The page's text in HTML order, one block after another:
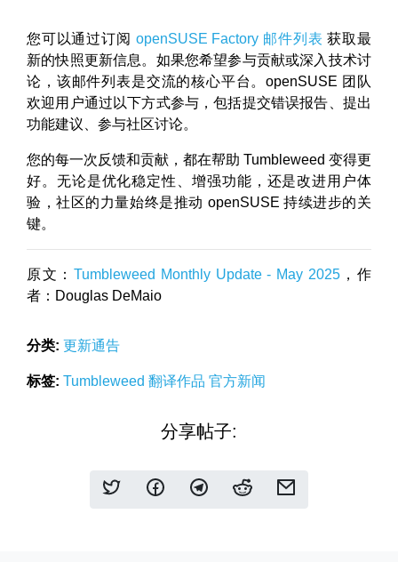
您可以通过订阅 openSUSE Factory 邮件列表 获取最
新的快照更新信息。如果您希望参与贡献或深入技术讨
论，该邮件列表是交流的核心平台。openSUSE 团队
欢迎用户通过以下方式参与，包括提交错误报告、提出
功能建议、参与社区讨论。
您的每一次反馈和贡献，都在帮助 Tumbleweed 变得更
好。无论是优化稳定性、增强功能，还是改进用户体
验，社区的力量始终是推动 openSUSE 持续进步的关
键。
原文：Tumbleweed Monthly Update - May 2025，作
者：Douglas DeMaio
分类: 更新通告
标签: Tumbleweed 翻译作品 官方新闻
分享帖子: